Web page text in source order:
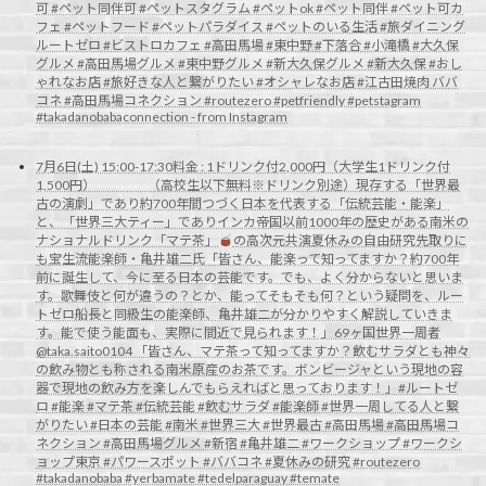
可 #ペット同伴可 #ペットスタグラム #ペットok #ペット同伴 #ペット可カ
フェ #ペットフード #ペットパラダイス #ペットのいる生活 #旅ダイニング
ルートゼロ #ビストロカフェ #高田馬場 #東中野 #下落合 #小滝橋 #大久保
グルメ #高田馬場グルメ #東中野グルメ #新大久保グルメ #新大久保 #おし
ゃれなお店 #旅好きな人と繋がりたい #オシャレなお店 #江古田焼肉 ババ
コネ #高田馬場コネクション #routezero #petfriendly #petstagram
#takadanobabaconnection - from Instagram
7月6日(土) 15:00-17:30料金 : 1ドリンク付2,000円（大学生1ドリンク付
1,500円） （高校生以下無料※ドリンク別途）現存する「世界最
古の演劇」であり約700年間つづく日本を代表する「伝統芸能・能楽」
と、「世界三大ティー」でありインカ帝国以前1000年の歴史がある南米の
ナショナルドリンク「マテ茶」
の高次元共演夏休みの自由研究先取りに
も宝生流能楽師・亀井雄二氏「皆さん、能楽って知ってますか？約700年
前に誕生して、今に至る日本の芸能です。でも、よく分からないと思いま
す。歌舞伎と何が違うの？とか、能ってそもそも何？という疑問を、ルー
トゼロ船長と同級生の能楽師、亀井雄二が分かりやすく解説していきま
す。能で使う能面も、実際に間近で見られます！」69ヶ国世界一周者
@taka.saito0104 「皆さん、マテ茶って知ってますか？飲むサラダとも神々
の飲み物とも称される南米原産のお茶です。ボンビージャという現地の容
器で現地の飲み方を楽しんでもらえればと思っております！」#ルートゼ
ロ #能楽 #マテ茶 #伝統芸能 #飲むサラダ #能楽師 #世界一周してる人と繋
がりたい #日本の芸能 #南米 #世界三大 #世界最古 #高田馬場 #高田馬場コ
ネクション #高田馬場グルメ #新宿 #亀井雄二 #ワークショップ #ワークシ
ョップ東京 #パワースポット #ババコネ #夏休みの研究 #routezero
#takadanobaba #yerbamate #tedelparaguay #temate